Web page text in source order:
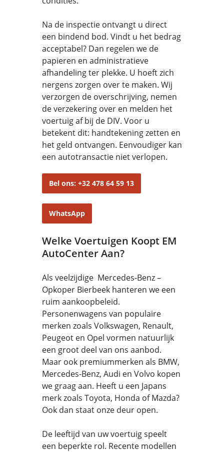
Na de inspectie ontvangt u direct
een bindend bod. Vindt u het bedrag
acceptabel? Dan regelen we de
papieren en administratieve
afhandeling ter plekke. U hoeft zich
nergens zorgen over te maken. Wij
verzorgen de overschrijving, nemen
de verzekering over en melden het
voertuig af bij de DIV. Voor u
betekent dit: handtekening zetten en
het geld ontvangen. Eenvoudiger kan
een autotransactie niet verlopen.
Bel ons: +32 478 64 59 13
WhatsApp
Welke Voertuigen Koopt EM
AutoCenter Aan?
Als veelzijdige Mercedes-Benz –
Opkoper Bierbeek hanteren we een
ruim aankoopbeleid.
Personenwagens van populaire
merken zoals Volkswagen, Renault,
Peugeot en Opel vormen natuurlijk
een groot deel van ons aanbod.
Maar ook premiummerken als BMW,
Mercedes-Benz, Audi en Volvo kopen
we graag aan. Heeft u een Japans
merk zoals Toyota, Honda of Mazda?
Ook dan staat onze deur open.
De leeftijd van uw voertuig speelt
een beperkte rol. Recente modellen